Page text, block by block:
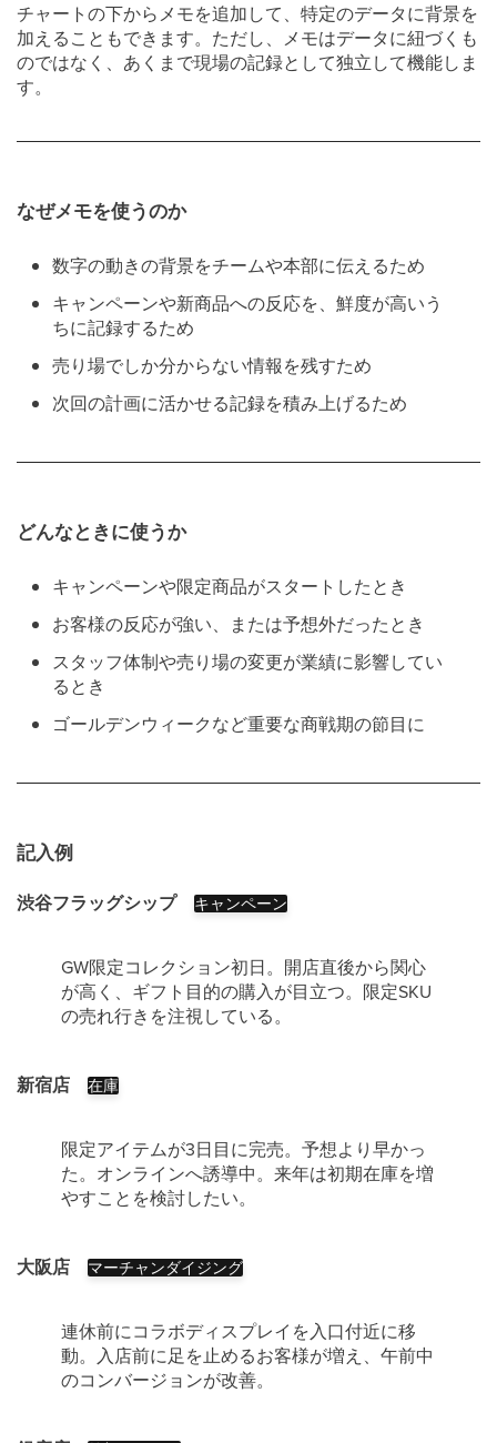
チャートの下からメモを追加して、特定のデータに背景を
加えることもできます。ただし、メモはデータに紐づくも
のではなく、あくまで現場の記録として独立して機能しま
す。
なぜメモを使うのか
数字の動きの背景をチームや本部に伝えるため
キャンペーンや新商品への反応を、鮮度が高いう
ちに記録するため
売り場でしか分からない情報を残すため
次回の計画に活かせる記録を積み上げるため
どんなときに使うか
キャンペーンや限定商品がスタートしたとき
お客様の反応が強い、または予想外だったとき
スタッフ体制や売り場の変更が業績に影響してい
るとき
ゴールデンウィークなど重要な商戦期の節目に
記入例
渋谷フラッグシップ キャンペーン
GW限定コレクション初日。開店直後から関心
が高く、ギフト目的の購入が目立つ。限定SKU
の売れ行きを注視している。
新宿店 在庫
限定アイテムが3日目に完売。予想より早かっ
た。オンラインへ誘導中。来年は初期在庫を増
やすことを検討したい。
大阪店 マーチャンダイジング
連休前にコラボディスプレイを入口付近に移
動。入店前に足を止めるお客様が増え、午前中
のコンバージョンが改善。